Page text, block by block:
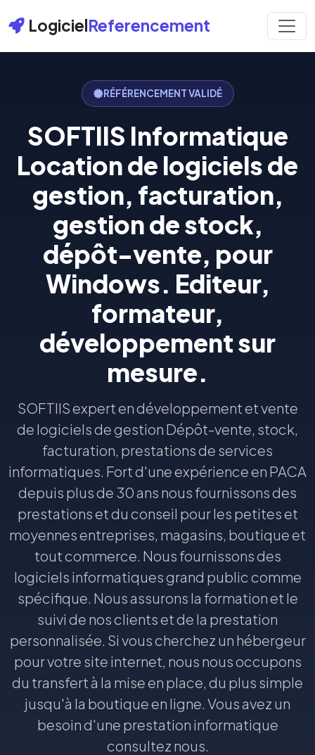
LogicielReferencement
RÉFÉRENCEMENT VALIDÉ
SOFTIIS Informatique
Location de logiciels de
gestion, facturation,
gestion de stock,
dépôt-vente, pour
Windows. Editeur,
formateur,
développement sur
mesure.
SOFTIIS expert en développement et vente
de logiciels de gestion Dépôt-vente, stock,
facturation, prestations de services
informatiques. Fort d'une expérience en PACA
depuis plus de 30 ans nous fournissons des
prestations et du conseil pour les petites et
moyennes entreprises, magasins, boutique et
tout commerce. Nous fournissons des
logiciels informatiques grand public comme
spécifique. Nous assurons la formation et le
suivi de nos clients et de la prestation
personnalisée. Si vous cherchez un hébergeur
pour votre site internet, nous nous occupons
du transfert à la mise en place, du plus simple
jusqu'à la boutique en ligne. Vous avez un
besoin d'une prestation informatique
consultez nous.